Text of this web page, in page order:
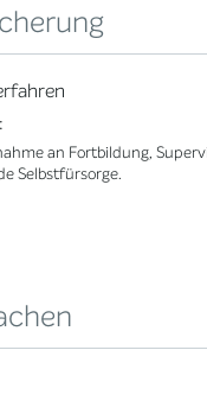
an Fortbildung,
Selbstfürsorge.